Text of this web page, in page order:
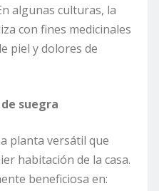
algunas culturas, la
con fines medicinales
piel y dolores de
suegra
planta versátil que
habitación de la casa.
beneficiosa en: